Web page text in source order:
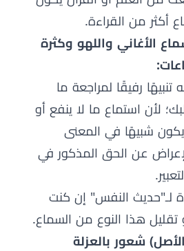
أكثر من القراءة.
الأغاني واللهو وكثرة
تنبيهًا رفيقًا لمراجعة ما
لأن استماع ما لا ينفع أو
شبيهًا في المعنى
عن الحق المذكور في
لـ"حديث النفس" إن كنت
تقليل هذا النوع من السماع.
شعور بالعزلة